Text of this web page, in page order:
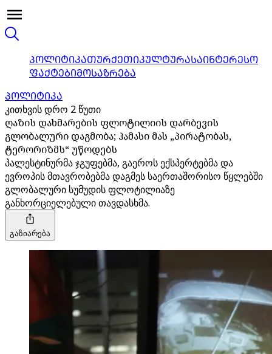
ᲞᲝᲚᲘᲢᲘᲙᲐᲗᲣᲠᲥᲔᲗᲘᲙᲣᲚᲢᲣᲠᲐᲡᲐᲘᲜᲢᲔᲠᲔᲡᲝ
ᲤᲐᲥᲢᲔᲑᲘᲛᲝᲡᲐᲖᲠᲔᲑᲐ
ᲞᲝᲚᲘᲢᲘᲙᲐ
კითხვის დრო 2 წუთი
ღაზის დახმარების ფლოტილიის დარბევის
გლობალური დაგმობა; ჰამასი მას „პირატობას,
ტერორიზმს“ უწოდებს
პალესტინურმა ჯგუფებმა, გაეროს ექსპერტებმა და
ევროპის მთავრობებმა დაგმეს საერთაშორისო წყლებში
გლობალური სუმუდის ფლოტილიაზე
განხორციელებული თავდასხმა.
გაზიარება